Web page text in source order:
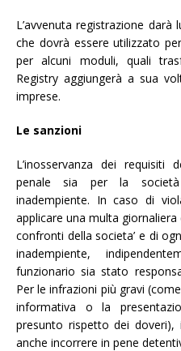
L’avvenuta registrazione darà
che dovrà essere utilizzato
per alcuni moduli, quali
Registry aggiungerà a sua
imprese.
Le sanzioni
L’inosservanza dei requisiti
penale sia per la
inadempiente. In caso di
applicare una multa
confronti della societa’ e di
inadempiente,
funzionario sia stato
Per le infrazioni più gravi
informativa o la
presunto rispetto dei
anche incorrere in pene